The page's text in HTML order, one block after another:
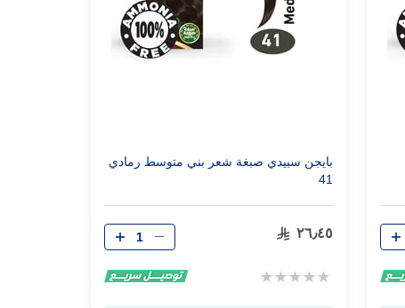
بايجن سبيدي صبغة شعر بني متوسط رمادي
41
٢٦٫٤٥
Rating:
الكمية